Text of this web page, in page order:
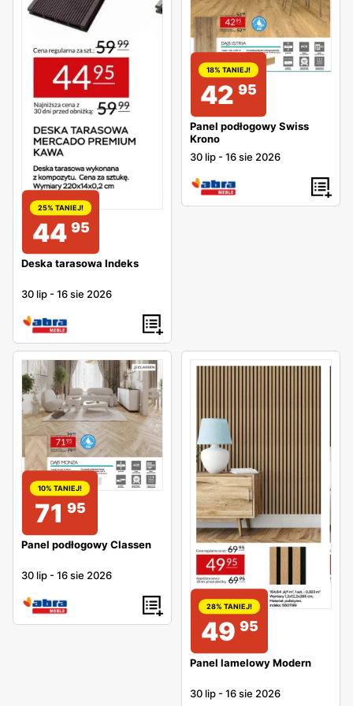
wymiary, wykorzystane materiały czy też dodatkowy opis.
Ich lektura może stanowić inspirację przy urządzaniu
każdego wnętrza, a z pewnością okaże się pomocna przy
planowaniu korzystniejszych zakupów.
25% TANIEJ!
44 95
Deska tarasowa Indeks
30 lip -16 sie 2026
18% TANIEJ!
42 95
Panel podłogowy Swiss
Krono
30 lip -16 sie 2026
10% TANIEJ!
71 95
Panel podłogowy Classen
30 lip -16 sie 2026
28% TANIEJ!
49 95
Panel lamelowy Modern
30 lip -16 sie 2026